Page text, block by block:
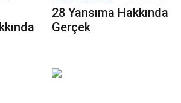
28 Yansıma Hakkında
Gerçek